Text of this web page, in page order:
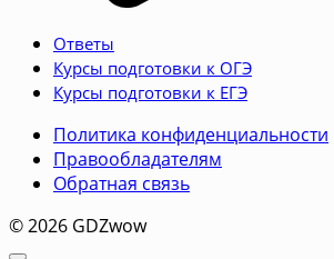
Ответы
Курсы подготовки к ОГЭ
Курсы подготовки к ЕГЭ
Политика конфиденциальности
Правообладателям
Обратная связь
© 2026 GDZwow